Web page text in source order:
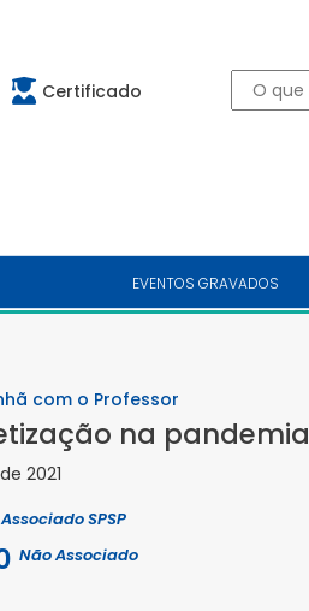
Certificado
EVENTOS GRAVADOS
com o Professor
na pandemia
2021
Associado SPSP
Não Associado